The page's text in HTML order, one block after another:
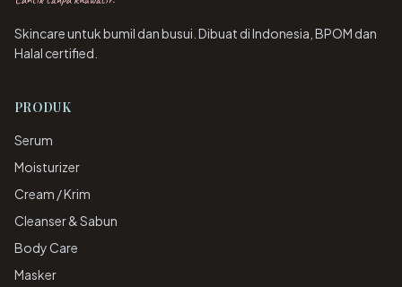
Skincare untuk bumil dan busui. Dibuat di Indonesia, BPOM dan
Halal certified.
PRODUK
Serum
Moisturizer
Cream / Krim
Cleanser & Sabun
Body Care
Masker